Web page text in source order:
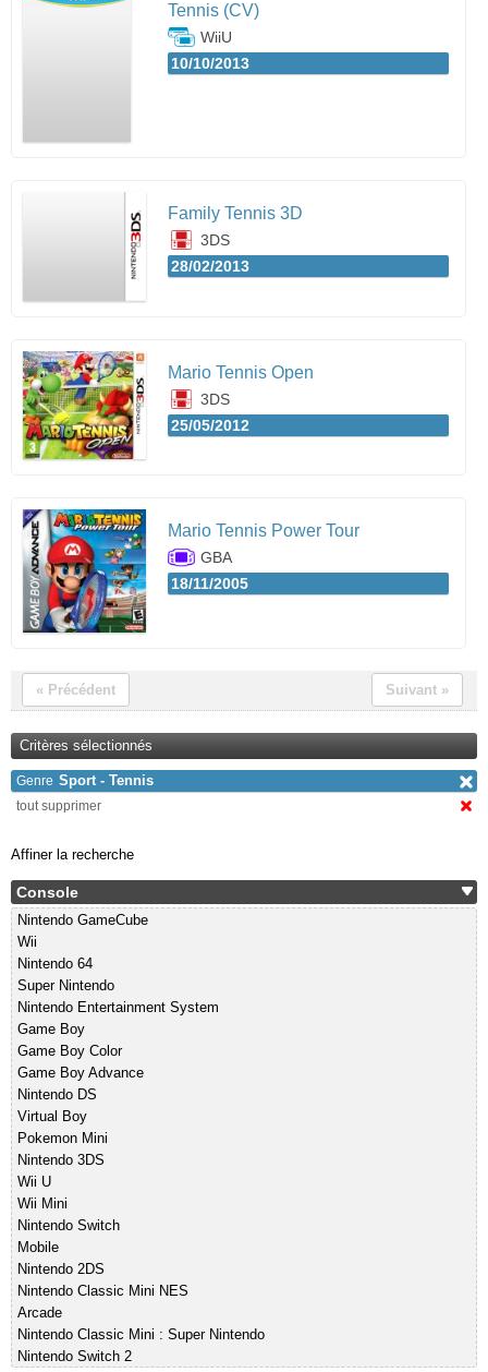
Tennis (CV)
WiiU
10/10/2013
Family Tennis 3D
3DS
28/02/2013
Mario Tennis Open
3DS
25/05/2012
Mario Tennis Power Tour
GBA
18/11/2005
« Précédent Suivant »
Critères sélectionnés
Genre Sport - Tennis
tout supprimer
Affiner la recherche
Console
Nintendo GameCube
Wii
Nintendo 64
Super Nintendo
Nintendo Entertainment System
Game Boy
Game Boy Color
Game Boy Advance
Nintendo DS
Virtual Boy
Pokemon Mini
Nintendo 3DS
Wii U
Wii Mini
Nintendo Switch
Mobile
Nintendo 2DS
Nintendo Classic Mini NES
Arcade
Nintendo Classic Mini : Super Nintendo
Nintendo Switch 2